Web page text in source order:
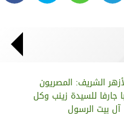
الشريف: المصريون
جارفا للسيدة زينب وكل
آل بيت الرسول